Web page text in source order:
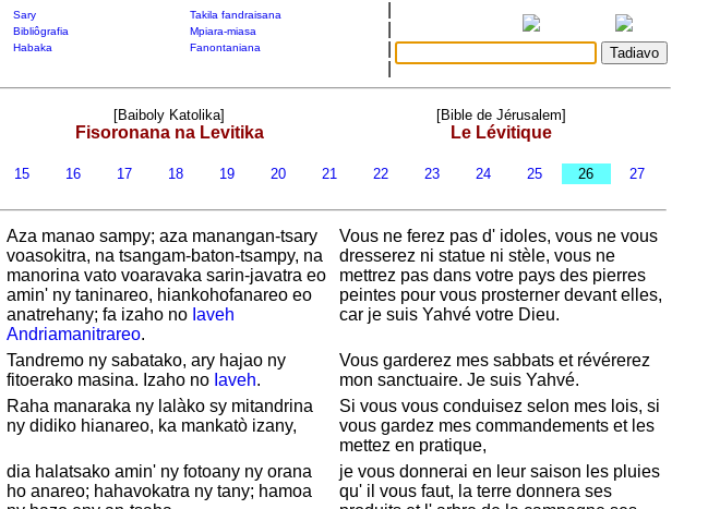
Sary
Takila fandraisana
Bibliôgrafia
Mpiara-miasa
Habaka
Fanontaniana
[Baiboly Katolika]
Fisoronana na Levitika
[Bible de Jérusalem]
Le Lévitique
15 16 17 18 19 20 21 22 23 24 25 26 27
Aza manao sampy; aza manangan-tsary
voasokitra, na tsangam-baton-tsampy, na
manorina vato voaravaka sarin-javatra eo
amin' ny taninareo, hiankohofanareo eo
anatrehany; fa izaho no Iaveh
Andriamanitrareo.
Vous ne ferez pas d' idoles, vous ne vous
dresserez ni statue ni stèle, vous ne
mettrez pas dans votre pays des pierres
peintes pour vous prosterner devant elles,
car je suis Yahvé votre Dieu.
Tandremo ny sabatako, ary hajao ny
fitoerako masina. Izaho no Iaveh.
Vous garderez mes sabbats et révérerez
mon sanctuaire. Je suis Yahvé.
Raha manaraka ny lalàko sy mitandrina
ny didiko hianareo, ka mankatò izany,
Si vous vous conduisez selon mes lois, si
vous gardez mes commandements et les
mettez en pratique,
dia halatsako amin' ny fotoany ny orana
ho anareo; hahavokatra ny tany; hamoa
je vous donnerai en leur saison les pluies
qu' il vous faut, la terre donnera ses